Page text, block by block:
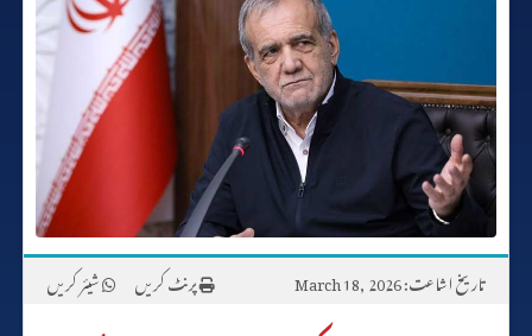
تاریخ اشاعت: March 18, 2026 پرنٹ کریں شیئر کریں